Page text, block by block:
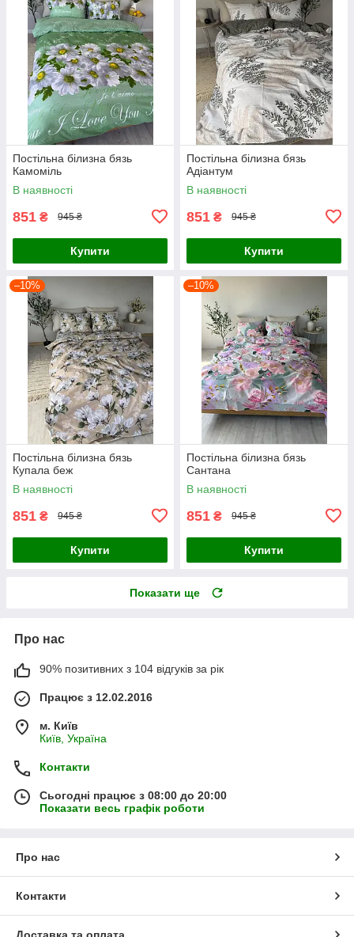
Постільна білизна бязь
Камоміль
В наявності
851 ₴ 945 ₴
Купити
Постільна білизна бязь
Адіантум
В наявності
851 ₴ 945 ₴
Купити
–10%
Постільна білизна бязь
Купала беж
В наявності
851 ₴ 945 ₴
Купити
–10%
Постільна білизна бязь
Сантана
В наявності
851 ₴ 945 ₴
Купити
Показати ще
Про нас
90% позитивних з 104 відгуків за рік
Працює з 12.02.2016
м. Київ
Київ, Україна
Контакти
Сьогодні працює з 08:00 до 20:00
Показати весь графік роботи
Про нас
Контакти